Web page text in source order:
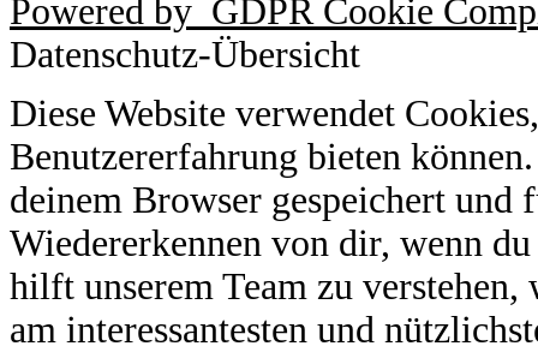
Powered by GDPR Cookie
Datenschutz-Übersicht
Diese Website verwendet
Benutzererfahrung bieten
deinem Browser gespeichert und
Wiedererkennen von dir, wenn
hilft unserem Team zu
am interessantesten und